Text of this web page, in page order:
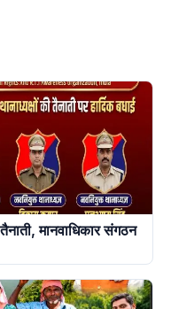
मानवाधिकार संगठन